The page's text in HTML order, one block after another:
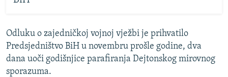
Odluku o zajedničkoj vojnoj vježbi je prihvatilo
Predsjedništvo BiH u novembru prošle godine, dva
dana uoči godišnjice parafiranja Dejtonskog mirovnog
sporazuma.